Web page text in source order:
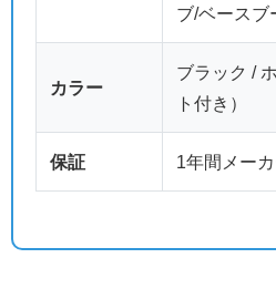
ブ/ベースブ
カラー
ブラック /
ト付き）
保証 1年間メー